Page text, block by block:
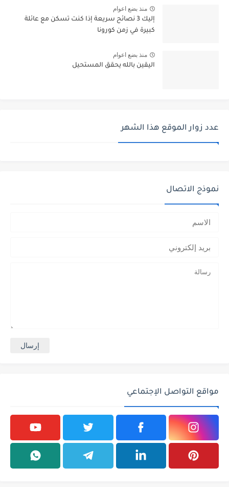
منذ بضع اعوام
إليك 3 نصائح سريعة إذا كنت تسكن مع عائلة
كبيرة في زمن كورونا
منذ بضع اعوام
اليقين بالله يحقق المستحيل
عدد زوار الموقع هذا الشهر
نموذج الاتصال
مواقع التواصل الإجتماعي